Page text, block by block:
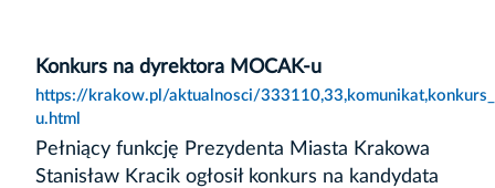
Konkurs na dyrektora MOCAK-u
https://krakow.pl/aktualnosci/
u.html
Pełniący funkcję Prezydenta Miasta Krakowa
Stanisław Kracik ogłosił konkurs na kandydata